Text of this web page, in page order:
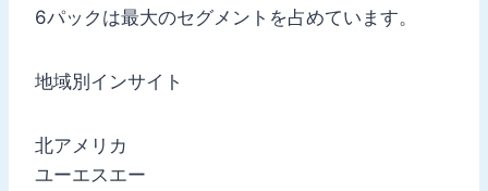
6パックは最大のセグメントを占めています。
地域別インサイト
北アメリカ
ユーエスエー